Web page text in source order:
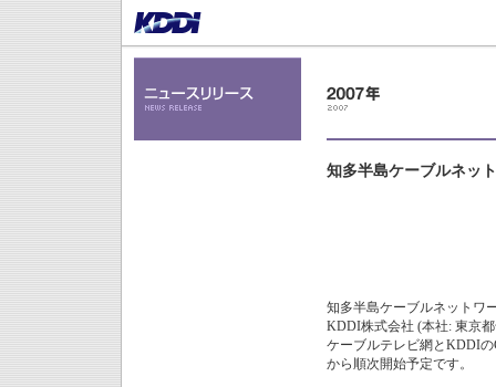
知多半島ケーブルネッ
知多半島ケーブルネットワ
KDDI株式会社 (本社: 東京
ケーブルテレビ網とKDDI
から順次開始予定です。